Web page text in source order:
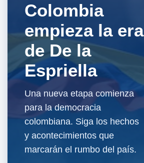
Colombia
empieza la era
de De la
Espriella
Una nueva etapa comienza
para la democracia
colombiana. Siga los hechos
y acontecimientos que
marcarán el rumbo del país.